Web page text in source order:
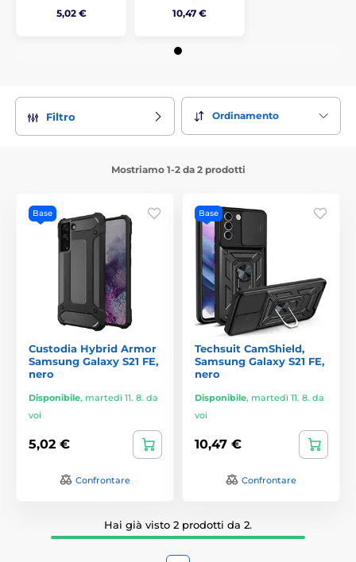
5,02 €
10,47 €
Filtro Ordinamento
Mostriamo 1-2 da 2 prodotti
Base
Custodia Hybrid Armor
Samsung Galaxy S21 FE,
nero
Disponibile, martedì 11. 8. da
voi
5,02 €
Confrontare
Base
Techsuit CamShield,
Samsung Galaxy S21 FE,
nero
Disponibile, martedì 11. 8. da
voi
10,47 €
Confrontare
Hai già visto 2 prodotti da 2.